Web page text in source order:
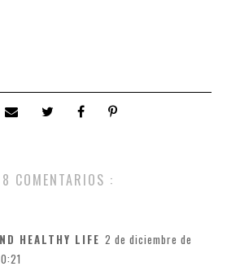
8 COMENTARIOS :
HEALTHY LIFE 2 de diciembre de